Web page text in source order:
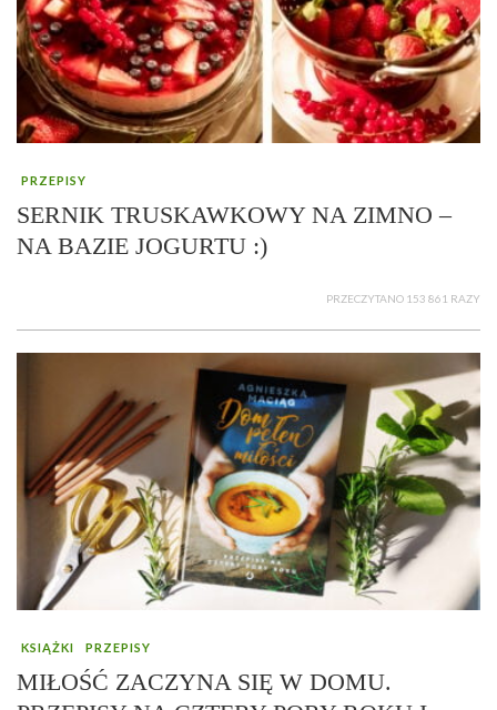
PRZEPISY
SERNIK TRUSKAWKOWY NA ZIMNO –
NA BAZIE JOGURTU :)
PRZECZYTANO 153 861 RAZY
KSIĄŻKI PRZEPISY
MIŁOŚĆ ZACZYNA SIĘ W DOMU.